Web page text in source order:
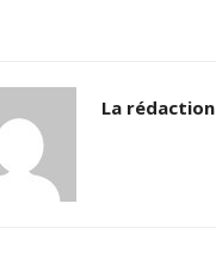
La rédaction